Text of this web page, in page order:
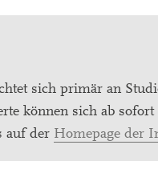
sich primär an
können sich ab
auf der Homepage der